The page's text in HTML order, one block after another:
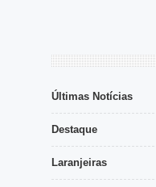
Últimas Notícias
Destaque
Laranjeiras